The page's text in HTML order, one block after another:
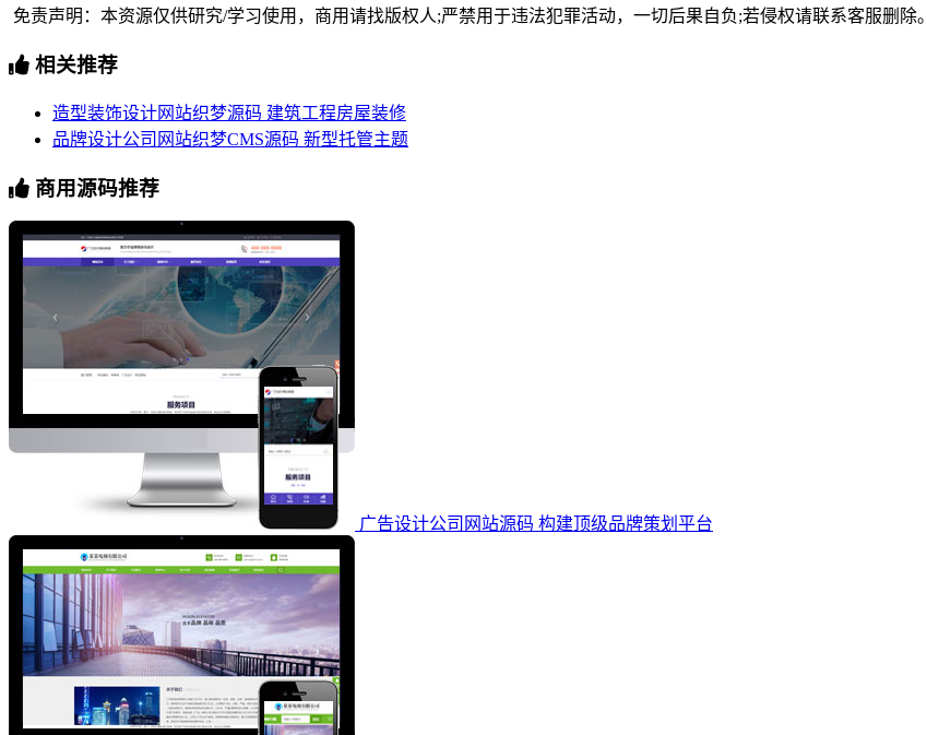
免责声明：本资源仅供研究/学习使用，商用请找版权人;严禁用于违法犯罪活动，一切后果自负;若侵权请联系客服删除。
相关推荐
造型装饰设计网站织梦源码 建筑工程房屋装修
品牌设计公司网站织梦CMS源码 新型托管主题
商用源码推荐
广告设计公司网站源码 构建顶级品牌策划平台